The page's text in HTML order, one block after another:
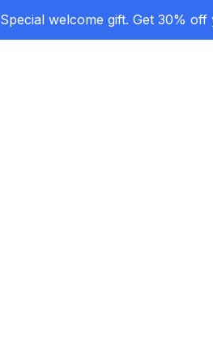
Special welcome gift. Get 30%